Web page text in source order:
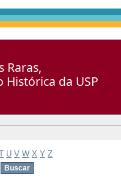
Raras,
Histórica da USP
U V W X Y Z